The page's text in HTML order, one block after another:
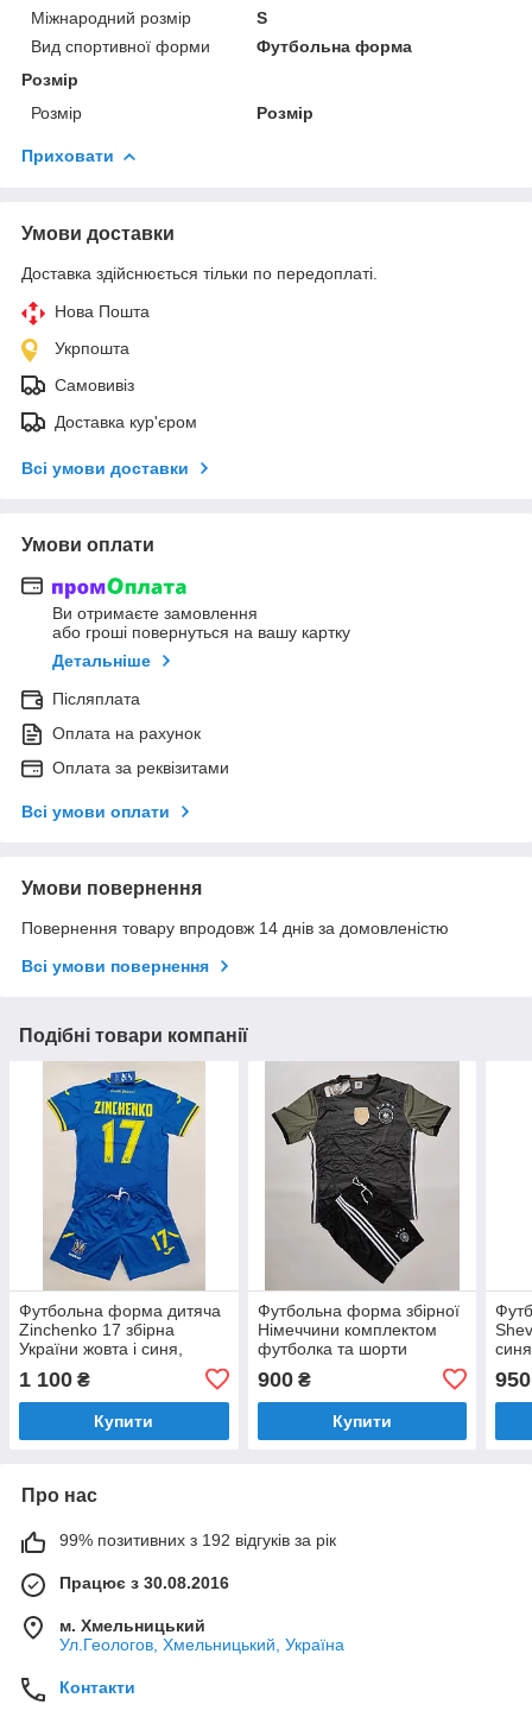
Міжнародний розмір
S
Вид спортивної форми
Футбольна форма
Розмір
Розмір
Розмір
Приховати
Умови доставки
Доставка здійснюється тільки по передоплаті.
Нова Пошта
Укрпошта
Самовивіз
Доставка кур'єром
Всі умови доставки
Умови оплати
Ви отримаєте замовлення
або гроші повернуться на вашу картку
Детальніше
Післяплата
Оплата на рахунок
Оплата за реквізитами
Всі умови оплати
Умови повернення
Повернення товару впродовж 14 днів за домовленістю
Всі умови повернення
Подібні товари компанії
Футбольна форма дитяча
Zinchenko 17 збірна
України жовта і синя,
Слава
1 100 ₴
Купити
Футбольна форма збірної
Німеччини комплектом
футболка та шорти
(темно-сіра з оливковим)
Germany
900₴
Купити
950
Про нас
99% позитивних з 192 відгуків за рік
Працює з 30.08.2016
м. Хмельницький
Ул.Геологов, Хмельницький, Україна
Контакти